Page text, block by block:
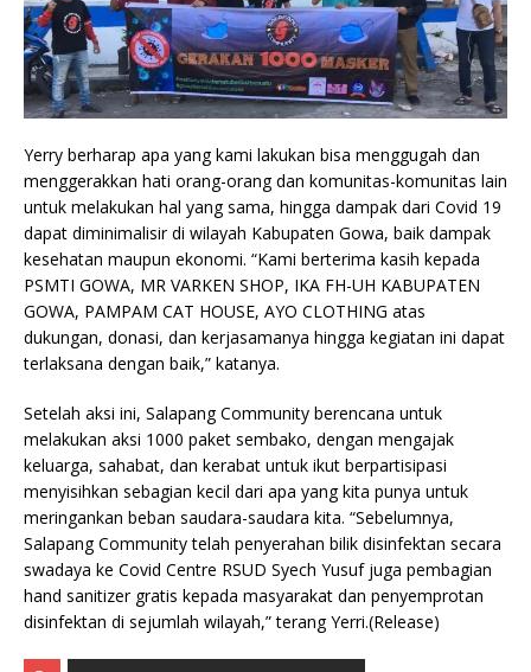
Yerry berharap apa yang kami lakukan bisa menggugah dan
menggerakkan hati orang-orang dan komunitas-komunitas lain
untuk melakukan hal yang sama, hingga dampak dari Covid 19
dapat diminimalisir di wilayah Kabupaten Gowa, baik dampak
kesehatan maupun ekonomi. “Kami berterima kasih kepada
PSMTI GOWA, MR VARKEN SHOP, IKA FH-UH KABUPATEN
GOWA, PAMPAM CAT HOUSE, AYO CLOTHING atas
dukungan, donasi, dan kerjasamanya hingga kegiatan ini dapat
terlaksana dengan baik,” katanya.
Setelah aksi ini, Salapang Community berencana untuk
melakukan aksi 1000 paket sembako, dengan mengajak
keluarga, sahabat, dan kerabat untuk ikut berpartisipasi
menyisihkan sebagian kecil dari apa yang kita punya untuk
meringankan beban saudara-saudara kita. “Sebelumnya,
Salapang Community telah penyerahan bilik disinfektan secara
swadaya ke Covid Centre RSUD Syech Yusuf juga pembagian
hand sanitizer gratis kepada masyarakat dan penyemprotan
disinfektan di sejumlah wilayah,” terang Yerri.(Release)